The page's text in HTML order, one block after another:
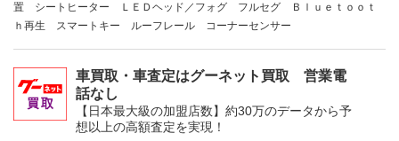
置 シートヒーター ＬＥＤヘッド／フォグ フルセグ Ｂｌｕｅｔｏｏｔ
ｈ再生 スマートキー ルーフレール コーナーセンサー
車買取・車査定はグーネット買取 営業電
話なし
【日本最大級の加盟店数】約30万のデータから予
想以上の高額査定を実現！